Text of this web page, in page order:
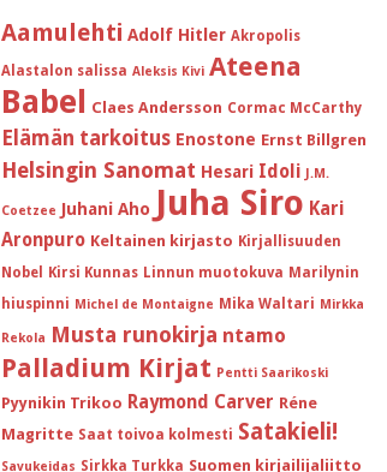
Aamulehti Adolf Hitler Akropolis
Alastalon salissa Aleksis Kivi Ateena
Babel Claes Andersson Cormac McCarthy
Elämän tarkoitus Enostone Ernst Billgren
Helsingin Sanomat Hesari Idoli J.M.
Coetzee Juhani Aho Juha Siro Kari
Aronpuro Keltainen kirjasto Kirjallisuuden
Nobel
Kirsi Kunnas Linnun muotokuva Marilynin
hiuspinni Michel de Montaigne Mika Waltari Mirkka
Rekola Musta runokirja ntamo
Palladium Kirjat Pentti Saarikoski
Pyynikin Trikoo Raymond Carver Réne
Magritte Saat toivoa kolmesti Satakieli!
Savukeidas Sirkka Turkka Suomen kirjailijaliitto